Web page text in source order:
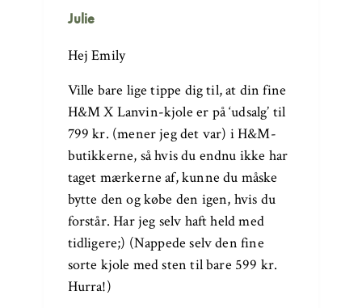
Julie
Hej Emily
Ville bare lige tippe dig til, at din fine
H&M X Lanvin-kjole er på ‘udsalg’ til
799 kr. (mener jeg det var) i H&M-
butikkerne, så hvis du endnu ikke har
taget mærkerne af, kunne du måske
bytte den og købe den igen, hvis du
forstår. Har jeg selv haft held med
tidligere;) (Nappede selv den fine
sorte kjole med sten til bare 599 kr.
Hurra!)